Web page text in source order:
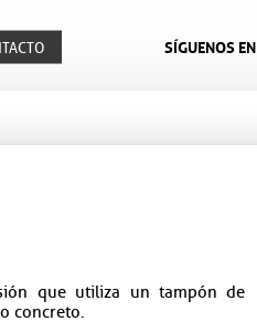
SÍGUENOS EN
que utiliza un tampón de
concreto.